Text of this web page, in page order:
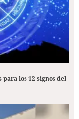
para los 12 signos del